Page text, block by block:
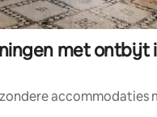
met ontbijt
accommodaties